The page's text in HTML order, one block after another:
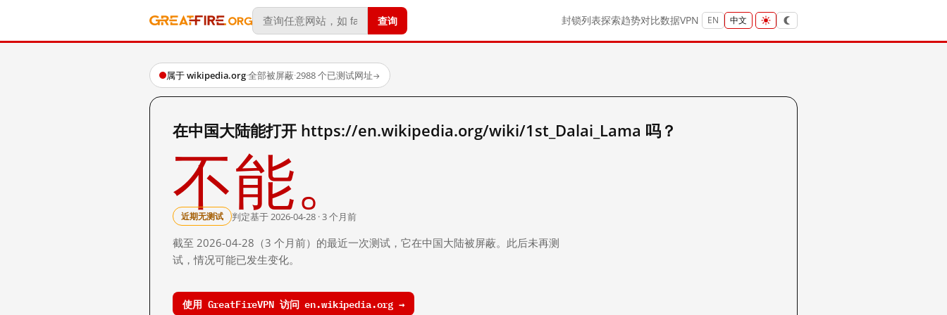
查询 封锁列表探索趋势对比数据VPN EN 中文
属于 wikipedia.org·全部被屏蔽·2988 个已测试网址→
在中国大陆能打开 https://en.wikipedia.org/wiki/1st_Dalai_Lama 吗？
不能。
近期无测试 判定基于 2026-04-28 · 3 个月前
截至 2026-04-28（3 个月前）的最近一次测试，它在中国大陆被屏蔽。此后未再测
试，情况可能已发生变化。
使用 GreatFireVPN 访问 en.wikipedia.org →